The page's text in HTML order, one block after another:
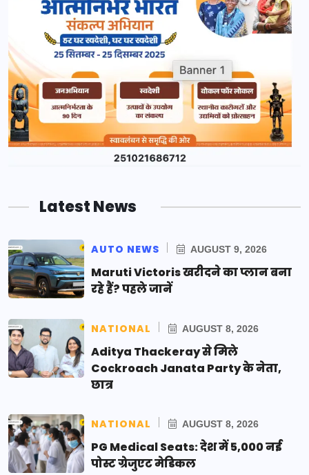
Latest News
AUTO NEWS AUGUST 9, 2026
Maruti Victoris खरीदने का प्लान बना
रहे हैं? पहले जानें
NATIONAL AUGUST 8, 2026
Aditya Thackeray से मिले
Cockroach Janata Party के नेता,
छात्र
NATIONAL AUGUST 8, 2026
PG Medical Seats: देश में 5,000 नई
पोस्ट ग्रेजुएट मेडिकल